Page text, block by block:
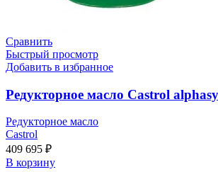
Сравнить
Быстрый просмотр
Добавить в избранное
Редукторное масло Castrol
Редукторное масло
Castrol
409 695 ₽
В корзину